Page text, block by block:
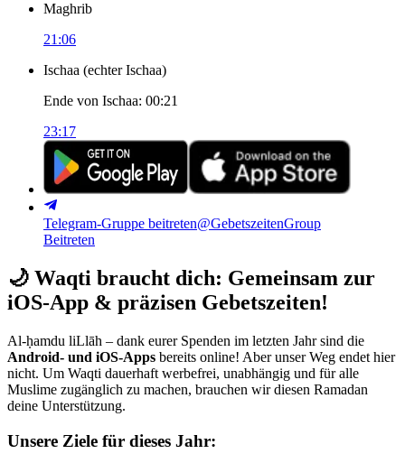
Maghrib
21:06
Ischaa (echter Ischaa)
Ende von Ischaa: 00:21
23:17
Telegram-Gruppe beitreten@GebetszeitenGroup
Beitreten
🌙 Waqti braucht dich: Gemeinsam zur
iOS-App & präzisen Gebetszeiten!
Al-ḥamdu liLlāh – dank eurer Spenden im letzten Jahr sind die
Android- und iOS-Apps bereits online! Aber unser Weg endet hier
nicht. Um Waqti dauerhaft werbefrei, unabhängig und für alle
Muslime zugänglich zu machen, brauchen wir diesen Ramadan
deine Unterstützung.
Unsere Ziele für dieses Jahr: